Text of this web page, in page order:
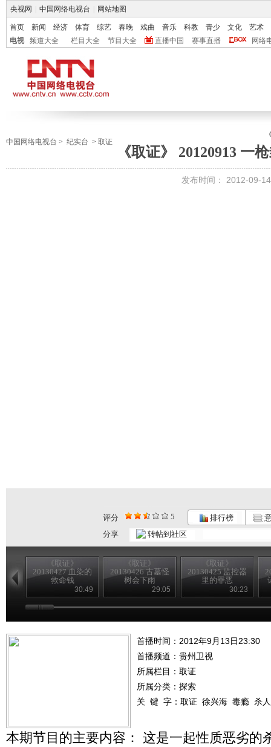
央视网 中国网络电视台 网站地图
首页 新闻 经济 体育 综艺 春晚 戏曲 音乐 科教 青少 文化
艺术
电视
频道大全 栏目大全 节目大全 直播中国 赛事直播 网络
中国网络电视台 > 纪实台 > 取证
《取证》 20120913 一
发布时间： 2012-09-
评分 5 排行榜
分享
转帖到社区
《取证》
20130427 血染的
救命钱
30:49
《取证》
20130426 古墓怪
树会下雨
29:05
《取证》
20130425 监控器
里的罪恶
30:23
首播时间：2012年9月13日23:30
首播频道： 贵州卫视
所属栏目： 取证
所属分类：探索
关 键 字： 取证 徐兴海 毒瘾 杀
本期节目的主要内容： 这是一起性质恶劣的